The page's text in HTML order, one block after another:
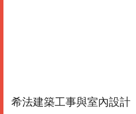
希法建築工事與室內設計